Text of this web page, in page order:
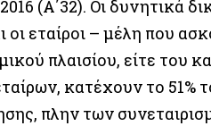
(Α΄32). Οι δυνητικά
εταίροι – μέλη που
πλαισίου, είτε του
κατέχουν το 51%
πλην των